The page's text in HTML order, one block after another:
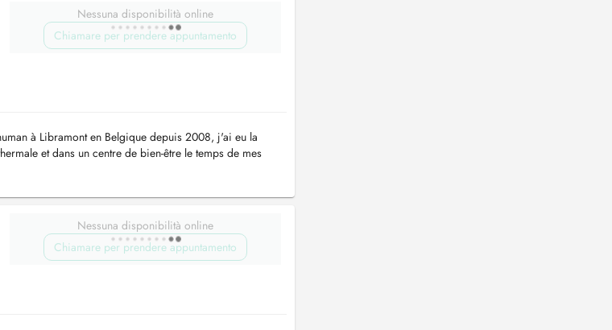
Nessuna disponibilità online
Chiamare per prendere appuntamento
à Libramont en Belgique depuis 2008, j'ai eu la
et dans un centre de bien-être le temps de mes
Nessuna disponibilità online
Chiamare per prendere appuntamento